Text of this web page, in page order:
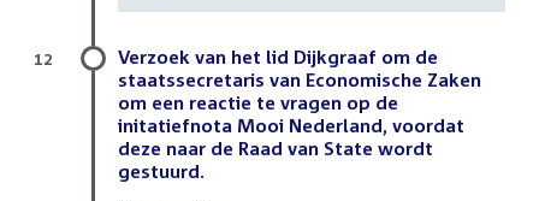
Verzoek van het lid Dijkgraaf om de
staatssecretaris van Economische Zaken
om een reactie te vragen op de
initatiefnota Mooi Nederland, voordat
deze naar de Raad van State wordt
gestuurd.
12